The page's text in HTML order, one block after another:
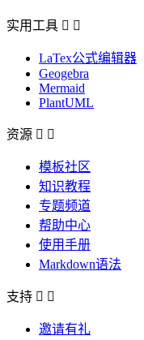
实用工具  
LaTex公式编辑器
Geogebra
Mermaid
PlantUML
资源  
模板社区
知识教程
专题频道
帮助中心
使用手册
Markdown语法
支持  
邀请有礼